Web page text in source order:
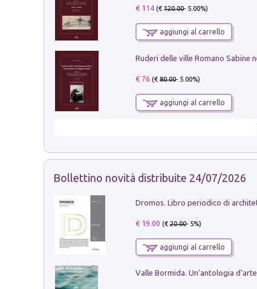
€ 114(€120.00- 5.00%)
aggiungi al carrello
€ 76 (€80.00- 5.00%)
aggiungi al carrello
Bollettino novità distribuite 24/07/2026
€ 19.00 (€20.00- 5%)
aggiungi al carrello
Valle Bormida. Un'antologia d'arte